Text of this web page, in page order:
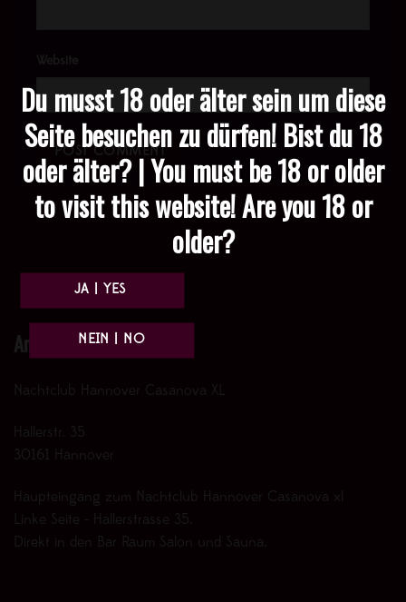
Du musst 18 oder älter sein um diese
Seite besuchen zu dürfen! Bist du 18
oder älter? | You must be 18 or older
to visit this website! Are you 18 or
older?
Website
Anfahrt
Nachtclub Hannover Casanova XL
Hallerstr. 35
30161 Hannover
Haupteingang zum Nachtclub Hannover Casanova xl
Linke Seite - Hallerstrasse 35.
Direkt in den Bar Raum Salon und Sauna.